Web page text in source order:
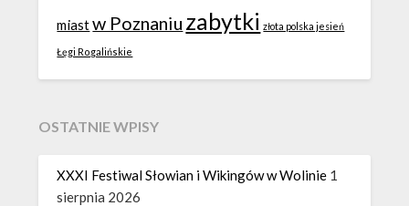
miastw Poznaniu zabytki złota polska jesień
Łęgi Rogalińskie
OSTATNIE WPISY
XXXI Festiwal Słowian i Wikingów w Wolinie 1
sierpnia 2026